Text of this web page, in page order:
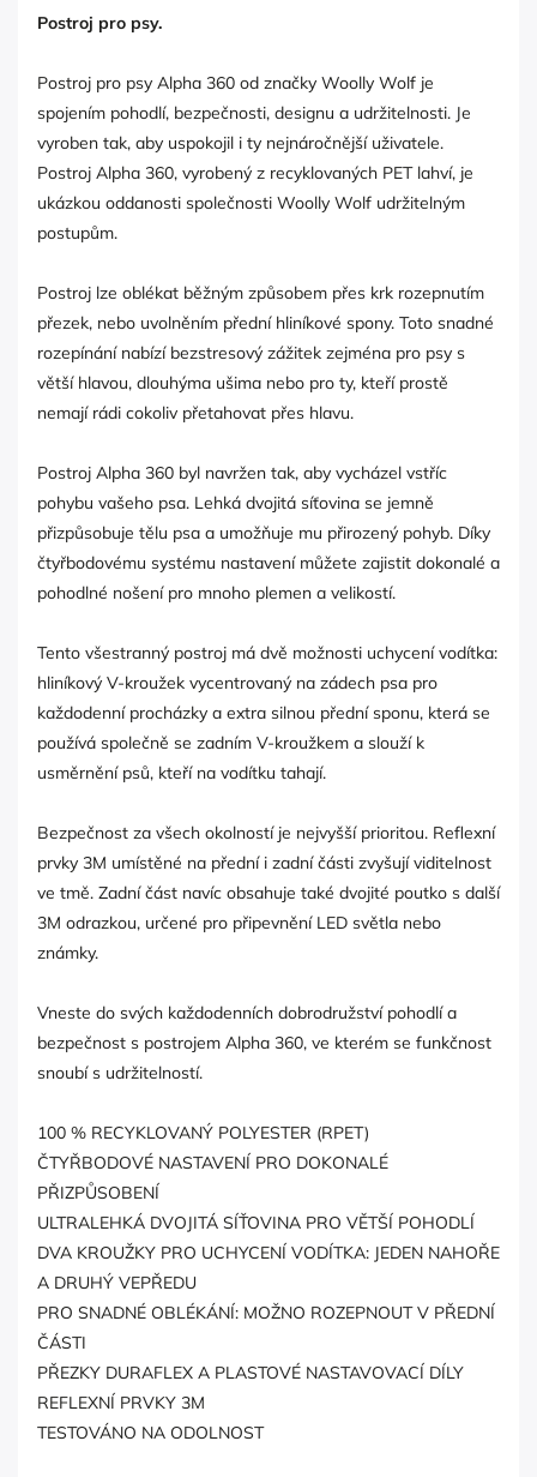
Postroj pro psy.
Postroj pro psy Alpha 360 od značky Woolly Wolf je
spojením pohodlí, bezpečnosti, designu a udržitelnosti. Je
vyroben tak, aby uspokojil i ty nejnáročnější uživatele.
Postroj Alpha 360, vyrobený z recyklovaných PET lahví, je
ukázkou oddanosti společnosti Woolly Wolf udržitelným
postupům.
Postroj lze oblékat běžným způsobem přes krk rozepnutím
přezek, nebo uvolněním přední hliníkové spony. Toto snadné
rozepínání nabízí bezstresový zážitek zejména pro psy s
větší hlavou, dlouhýma ušima nebo pro ty, kteří prostě
nemají rádi cokoliv přetahovat přes hlavu.
Postroj Alpha 360 byl navržen tak, aby vycházel vstříc
pohybu vašeho psa. Lehká dvojitá síťovina se jemně
přizpůsobuje tělu psa a umožňuje mu přirozený pohyb. Díky
čtyřbodovému systému nastavení můžete zajistit dokonalé a
pohodlné nošení pro mnoho plemen a velikostí.
Tento všestranný postroj má dvě možnosti uchycení vodítka:
hliníkový V-kroužek vycentrovaný na zádech psa pro
každodenní procházky a extra silnou přední sponu, která se
používá společně se zadním V-kroužkem a slouží k
usměrnění psů, kteří na vodítku tahají.
Bezpečnost za všech okolností je nejvyšší prioritou. Reflexní
prvky 3M umístěné na přední i zadní části zvyšují viditelnost
ve tmě. Zadní část navíc obsahuje také dvojité poutko s další
3M odrazkou, určené pro připevnění LED světla nebo
známky.
Vneste do svých každodenních dobrodružství pohodlí a
bezpečnost s postrojem Alpha 360, ve kterém se funkčnost
snoubí s udržitelností.
100 % RECYKLOVANÝ POLYESTER (RPET)
ČTYŘBODOVÉ NASTAVENÍ PRO DOKONALÉ
PŘIZPŮSOBENÍ
ULTRALEHKÁ DVOJITÁ SÍŤOVINA PRO VĚTŠÍ POHODLÍ
DVA KROUŽKY PRO UCHYCENÍ VODÍTKA: JEDEN NAHOŘE
A DRUHÝ VEPŘEDU
PRO SNADNÉ OBLÉKÁNÍ: MOŽNO ROZEPNOUT V PŘEDNÍ
ČÁSTI
PŘEZKY DURAFLEX A PLASTOVÉ NASTAVOVACÍ DÍLY
REFLEXNÍ PRVKY 3M
TESTOVÁNO NA ODOLNOST